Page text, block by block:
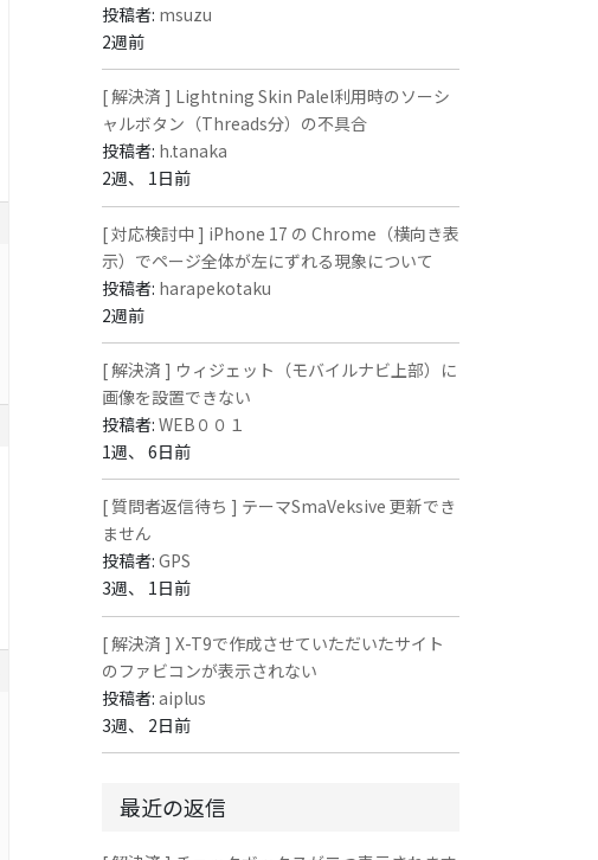
投稿者: msuzu
2週前
[ 解決済 ] Lightning Skin Palel利用時のソーシ
ャルボタン（Threads分）の不具合
投稿者: h.tanaka
2週、 1日前
[ 対応検討中 ] iPhone 17 の Chrome（横向き表
示）でページ全体が左にずれる現象について
投稿者: harapekotaku
2週前
[ 解決済 ] ウィジェット（モバイルナビ上部）に
画像を設置できない
投稿者:WEB００１
1週、 6日前
[ 質問者返信待ち ] テーマSmaVeksive 更新でき
ません
投稿者:GPS
3週、 1日前
[ 解決済 ] X-T9で作成させていただいたサイト
のファビコンが表示されない
投稿者:aiplus
3週、 2日前
最近の返信